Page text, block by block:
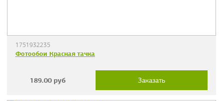
1751932235
Фотообои Красная тачка
189.00 руб Заказать